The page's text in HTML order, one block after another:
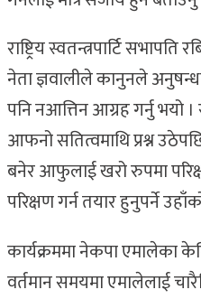
राष्ट्रिय स्वतन्त्रपार्टि सभापति
नेता ज्ञवालीले कानुनले
पनि नआत्तिन आग्रह गर्नु भयो
आफनो सतित्वमाथि प्रश्न
बनेर आफुलाई खरो रुपमा
परिक्षण गर्न तयार हुनुपर्ने
कार्यक्रममा नेकपा एमालेका
वर्तमान समयमा एमालेलाई